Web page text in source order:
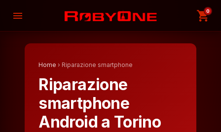
menu shopping_cart
0
Home › Riparazione smartphone
Riparazione
smartphone
Android a Torino